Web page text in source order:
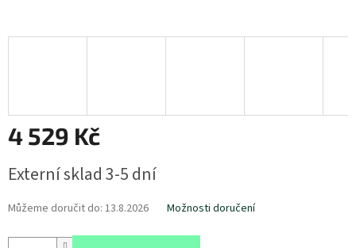
4 529 Kč
cena:
Externí sklad 3-5 dní
Můžeme doručit do: 13.8.2026 Možnosti doručení